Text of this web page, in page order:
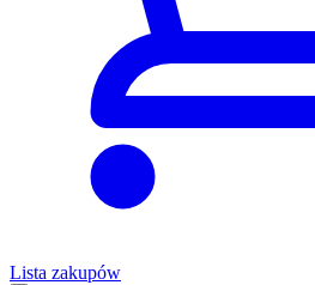
Lista zakupów